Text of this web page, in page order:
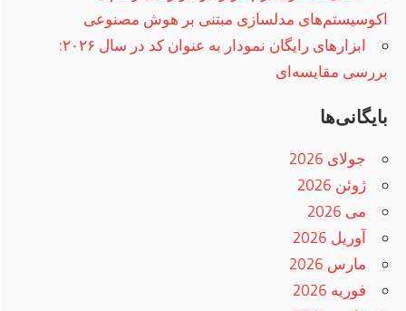
اکوسیستم‌های مدلسازی مبتنی بر هوش مصنوعی
ابزارهای رایگان نمودار به عنوان کد در سال ۲۰۲۶:
بررسی مقایسه‌ای
بایگانی‌ها
جولای 2026
ژوئن 2026
می 2026
آوریل 2026
مارس 2026
فوریه 2026